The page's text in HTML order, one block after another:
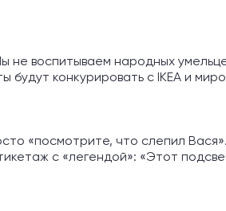
не воспитываем народных
конкурировать с IKEA и
«посмотрите, что слепил
с «легендой»: «Этот